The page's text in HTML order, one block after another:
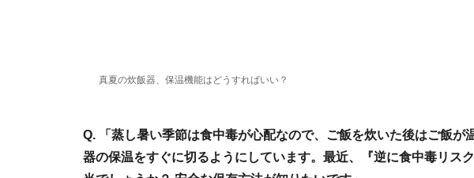
真夏の炊飯器、保温機能はどうすればいい？
Q. 「蒸し暑い季節は食中毒が心配なので、ご飯を炊いた後はご飯が
器の保温をすぐに切るようにしています。最近、『逆に食中毒リス